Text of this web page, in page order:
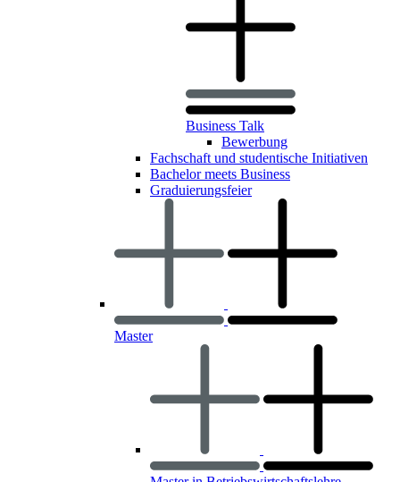
Business Talk
Bewerbung
Fachschaft und studentische Initiativen
Bachelor meets Business
Graduierungsfeier
Master